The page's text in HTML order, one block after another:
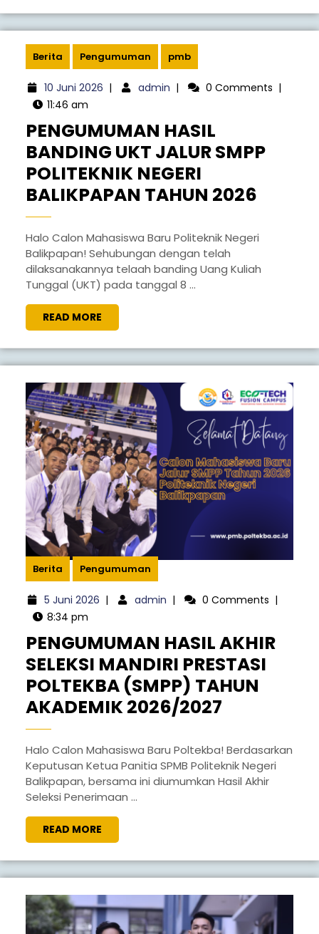
CALON
SNBT
Berita Pengumuman pmb
10 Juni 202610| admin admin
| 0 Comments |
11:46 am
PENGUMUMAN HASIL
BANDING UKT JALUR SMPP
POLITEKNIK NEGERI
BALIKPAPAN TAHUN 2026
JALUR
2026
Halo Calon Mahasiswa Baru Politeknik Negeri
Balikpapan! Sehubungan dengan telah
dilaksanakannya telaah banding Uang Kuliah
Tunggal (UKT) pada tanggal 8 ...
READ MORE
MORE
Berita Pengumuman
5 Juni 20265 | admin admin
| 0 Comments |
8:34 pm
PENGUMUMAN HASIL AKHIR
SELEKSI MANDIRI PRESTASI
POLTEKBA (SMPP) TAHUN
AKADEMIK 2026/2027
AKHIR
SELEKSI
MANDIRI
(SMPP)
TAHUN
AKADEMIK
2026/2027
Halo Calon Mahasiswa Baru Poltekba! Berdasarkan
Keputusan Ketua Panitia SPMB Politeknik Negeri
Balikpapan, bersama ini diumumkan Hasil Akhir
Seleksi Penerimaan ...
READ MORE
MORE